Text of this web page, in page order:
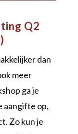
Q2
dan
meer
ga je
aangifte op,
Zo kun je